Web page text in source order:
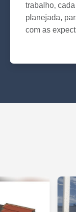
trabalho,
planejada,
com as